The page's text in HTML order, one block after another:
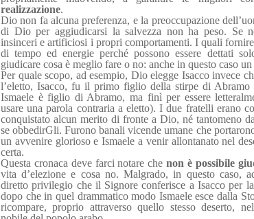
realizzazione.
Dio non fa alcuna preferenza, e la preoccupazione
di Dio per aggiudicarsi la salvezza non ha peso. Se
insinceri e artificiosi i propri comportamenti. I quali
di tempo ed energie perché possono essere dettati
giudicare cosa è meglio fare o no: anche in questo caso
Per quale scopo, ad esempio, Dio elegge Isacco invece
l’eletto, Isacco, fu il primo figlio della stirpe di Abramo
Ismaele è figlio di Abramo, ma finì per essere
usare una parola contraria a eletto). I due fratelli erano
conquistato alcun merito di fronte a Dio, né tantomeno
se obbedirGli. Furono banali vicende umane che
un avvenire glorioso e Ismaele a venir allontanato nel
certa.
Questa cronaca deve farci notare chenon è possibile
vita d’elezione e cosa no. Malgrado, in questo caso,
diretto privilegio che il Signore conferisce a Isacco per
dopo che in quel drammatico modo Ismaele esce dalla
ricompare, proprio attraverso quello stesso deserto,